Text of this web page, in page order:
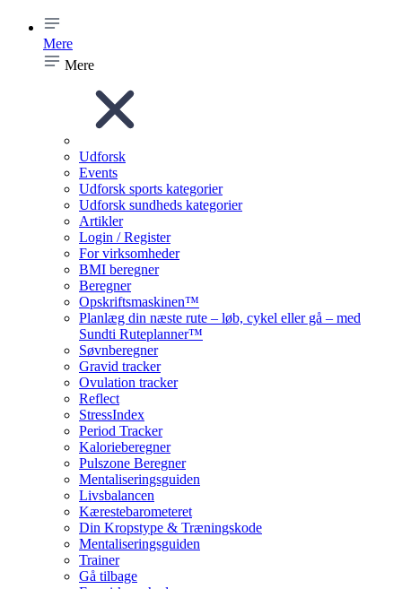
Mere
Mere
Udforsk
Events
Udforsk sports kategorier
Udforsk sundheds kategorier
Artikler
Login / Register
For virksomheder
BMI beregner
Beregner
Opskriftsmaskinen™
Planlæg din næste rute – løb, cykel eller gå – med
Sundti Ruteplanner™
Søvnberegner
Gravid tracker
Ovulation tracker
Reflect
StressIndex
Period Tracker
Kalorieberegner
Pulszone Beregner
Mentaliseringsguiden
Livsbalancen
Kærestebarometeret
Din Kropstype & Træningskode
Mentaliseringsguiden
Trainer
Gå tilbage